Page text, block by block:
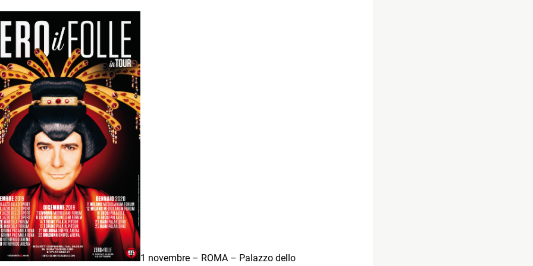
1 novembre – ROMA – Palazzo dello